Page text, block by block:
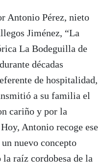
Antonio Pérez, nieto
Jiménez, “La
La Bodeguilla de
décadas
de hospitalidad,
a su familia el
cariño y por la
Antonio recoge ese
nuevo concepto
raíz cordobesa de la